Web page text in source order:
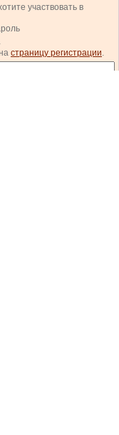
участвовать в
.
страницу регистрации.